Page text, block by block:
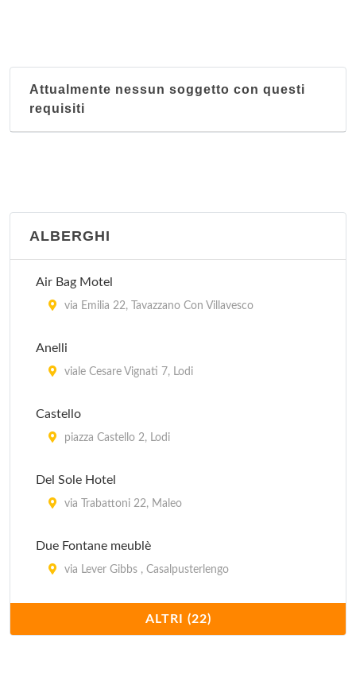
Attualmente nessun soggetto con questi
requisiti
ALBERGHI
Air Bag Motel
via Emilia 22, Tavazzano Con Villavesco
Anelli
viale Cesare Vignati 7, Lodi
Castello
piazza Castello 2, Lodi
Del Sole Hotel
via Trabattoni 22, Maleo
Due Fontane meublè
via Lever Gibbs , Casalpusterlengo
viale Pavia 5, Lodi
ALTRI (22)